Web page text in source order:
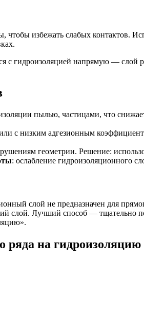
чтобы избежать слабых контактов.
с гидроизоляцией напрямую —
пылью, частицами, что
с низким адгезионным
геометрии. Решение:
: ослабление гидроизоляционного
слой не предназначен для
слой. Лучший способ — тщательно
ряда на гидроизоляцию